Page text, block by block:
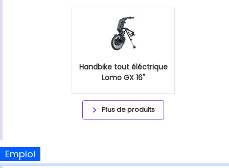
Handbike tout éléctrique
Lomo GX 16"
Plus de produits
Emploi